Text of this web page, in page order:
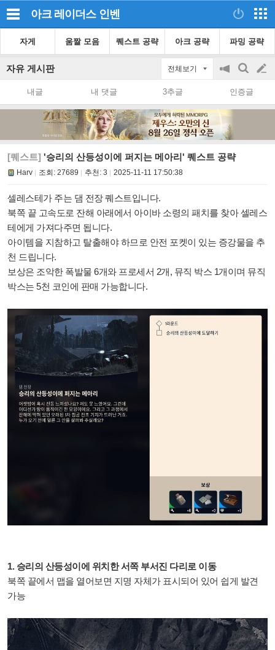
아크 레이더스 인벤
자게 움짤 모음 퀘스트 공략 아크 공략 파밍 공략
자유 게시판 전체보기
공
on/off
검
색
글
쓰
내글 내 댓글 3추글 인증글
[퀘스트] '승리의 산등성이에 퍼지는 메아리' 퀘스트 공략
Harv 조회: 27689 추천: 3 2025-11-11 17:50:38
셀레스테가 주는 댐 전장 퀘스트입니다.
북쪽 끝 고속도로 잔해 아래에서 아이바 소령의 패치를 찾아 셀레스
테에게 가져다주면 됩니다.
아이템을 지참하고 탈출해야 하므로 안전 포켓이 있는 증강물을 추
천 드립니다.
보상은 조악한 폭발물 6개와 프로세서 2개, 뮤직 박스 1개이며 뮤직
박스는 5천 코인에 판매 가능합니다.
1. 승리의 산등성이에 위치한 서쪽 부서진 다리로 이동
북쪽 끝에서 맵을 열어보면 지명 자체가 표시되어 있어 쉽게 발견
가능